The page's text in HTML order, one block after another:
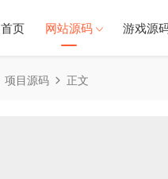
首页 网站源码 游戏源
项目源码 正文